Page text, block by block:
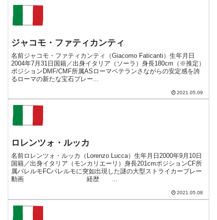
ジャコモ・ファティカンティ
名前ジャコモ・ファティカンティ（Giacomo Faticanti）生年月日
2004年7月31日国籍／出身イタリア（ソーラ）身長180cm（※推定）
ポジションDMF/CMF所属ASローマベテランさながらの安定感を誇
るローマの新たな宝石プレー...
2021.05.09
ロレンツォ・ルッカ
名前ロレンツォ・ルッカ（Lorenzo Lucca）生年月日2000年9月10日
国籍／出身イタリア（モンカリエーリ）身長201cmポジションCF所
属パレルモFCパレルモに突如出現した謎の大型ストライカープレー
動画 経歴 ...
2021.05.08